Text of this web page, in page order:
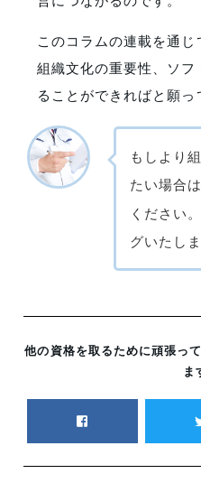
このコラムの連載を通
組織文化の重要性、ソフ
ることができればと願っ
もしより
たい場合
ください
グいたしま
他の資格を取るために頑張っ
ま